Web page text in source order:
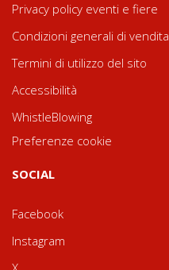
Privacy policy eventi e fiere
Condizioni generali di vendita
Termini di utilizzo del sito
Accessibilità
WhistleBlowing
Preferenze cookie
SOCIAL
Facebook
Instagram